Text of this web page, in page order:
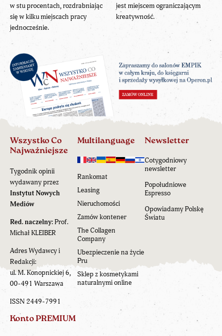
w stu procentach, rozdrabniając
się w kilku miejscach pracy
jednocześnie.
jest miejscem ograniczającym
kreatywność.
Wszystko Co
Najważniejsze
Tygodnik opinii
wydawany przez
Instytut Nowych
Mediów
Red. naczelny:Prof.
Michał KLEIBER
Adres Wydawcy i
Redakcji:
ul. M. Konopnickiej 6,
00-491 Warszawa
ISSN 2449-7991
Multilanguage
Rankomat
Leasing
Nieruchomości
Zamów kontener
The Collagen
Company
Ubezpieczenie na życie
Pru
Sklep z kosmetykami
naturalnymi online
Newsletter
Cotygodniowy
newsletter
Popołudniowe
Espresso
Opowiadamy Polskę
Światu
Konto PREMIUM